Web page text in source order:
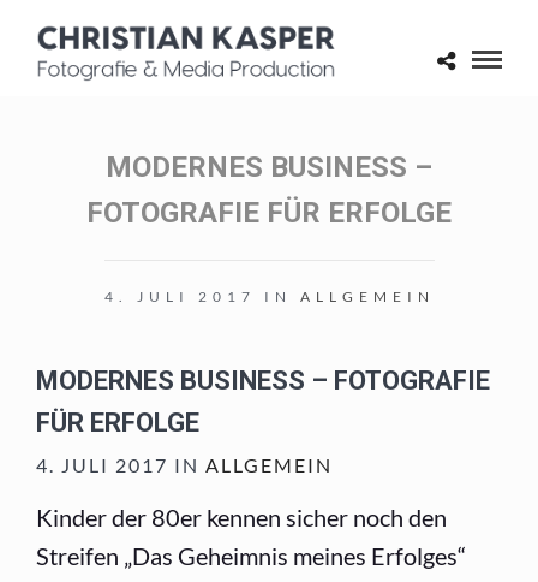
MODERNES BUSINESS –
FOTOGRAFIE FÜR ERFOLGE
4. JULI 2017 IN ALLGEMEIN
MODERNES BUSINESS – FOTOGRAFIE
FÜR ERFOLGE
4. JULI 2017 IN ALLGEMEIN
Kinder der 80er kennen sicher noch den
Streifen „Das Geheimnis meines Erfolges“